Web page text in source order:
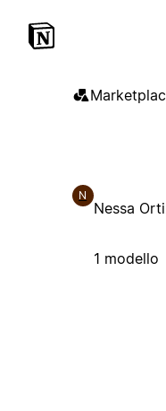
N
Nessa
1 modello